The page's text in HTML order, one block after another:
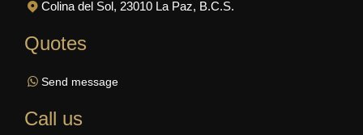
Colina del Sol, 23010 La Paz, B.C.S.
Quotes
Send message
Call us